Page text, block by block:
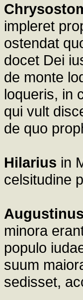
impleret
ostendat
docet Dei
de monte
loqueris, in
qui vult
de quo
Hilarius in
celsitudine
Augustinus
minora
populo
suum
sedisset,